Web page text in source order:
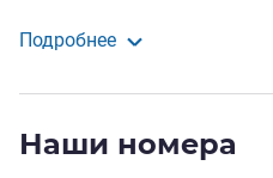
or have a glass of wine with
Well-being, nature, culture,
Подробнее
Наши номера